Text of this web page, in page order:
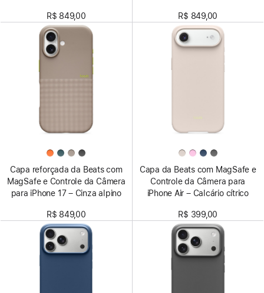
R$ 849,00
R$ 849,00
Capa reforçada da Beats com
MagSafe e Controle da Câmera
para iPhone 17 – Cinza alpino
R$ 849,00
Capa da Beats com MagSafe e
Controle da Câmera para
iPhone Air – Calcário cítrico
R$ 399,00